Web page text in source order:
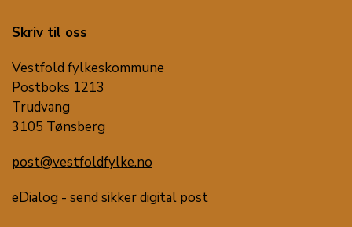
Skriv til oss
Vestfold fylkeskommune
Postboks 1213
Trudvang
3105 Tønsberg
post@vestfoldfylke.no
eDialog - send sikker digital post